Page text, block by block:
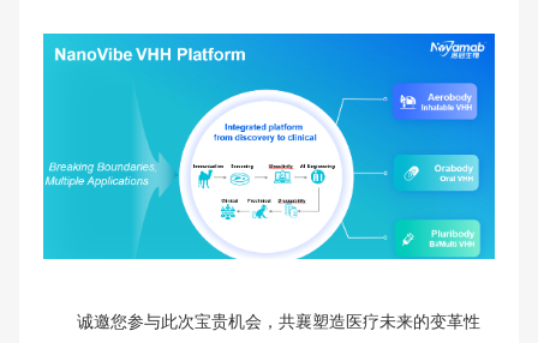
诚邀您参与此次宝贵机会，共襄塑造医疗未来的变革性